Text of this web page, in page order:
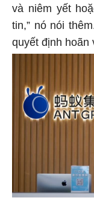
và niêm yết
tin,” nó nói
quyết định hoãn